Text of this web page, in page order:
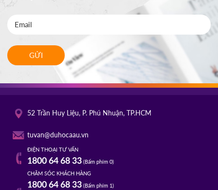
GỬI
52 Trần Huy Liệu, P. Phú Nhuận, TP.HCM
tuvan@duhocaau.vn
ĐIỆN THOẠI TƯ VẤN
1800 64 68 33(Bấm phím 0)
CHĂM SÓC KHÁCH HÀNG
1800 64 68 33(Bấm phím 1)